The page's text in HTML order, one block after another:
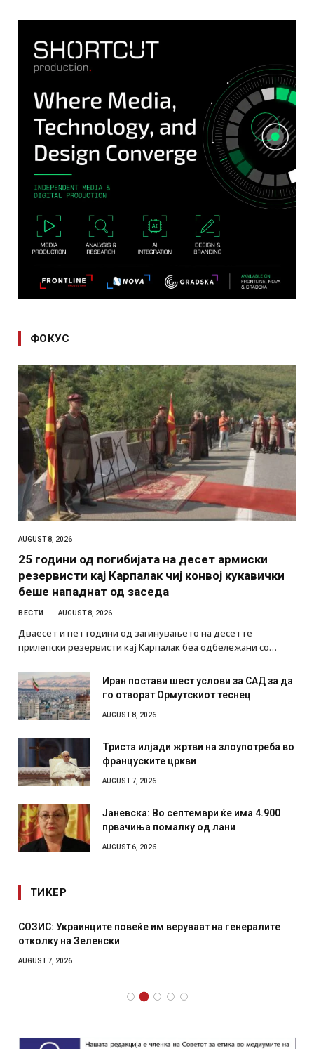
ФОКУС
AUGUST 8, 2026
25 години од погибијата на десет армиски
резервисти кај Карпалак чиј конвој кукавички
беше нападнат од заседа
ВЕСТИ AUGUST 8, 2026
Дваесет и пет години од загинувањето на десетте
прилепски резервисти кај Карпалак беа одбележани со…
Иран постави шест услови за САД за да
го отворат Ормутскиот теснец
AUGUST 8, 2026
Триста илјади жртви на злоупотреба во
француските цркви
AUGUST 7, 2026
Јаневска: Во септември ќе има 4.900
првачиња помалку од лани
AUGUST 6, 2026
ТИКЕР
СОЗИС: Украинците повеќе им веруваат на генералите
отколку на Зеленски
AUGUST 7, 2026